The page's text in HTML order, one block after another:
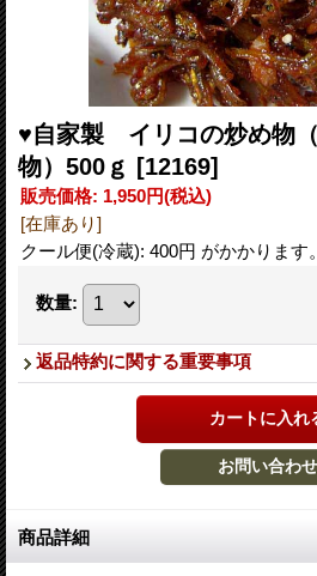
♥自家製 イリコの炒め物
物）500ｇ [12169]
販売価格: 1,950円(税込)
[在庫あり]
クール便(冷蔵): 400円 がかかります。
数量:
返品特約に関する重要事項
商品詳細